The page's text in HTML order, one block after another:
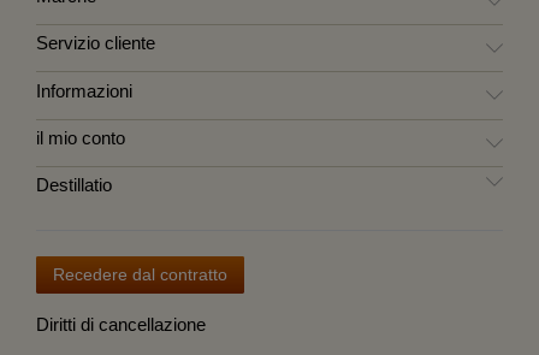
Servizio cliente
Informazioni
il mio conto
Destillatio
Recedere dal contratto
Diritti di cancellazione